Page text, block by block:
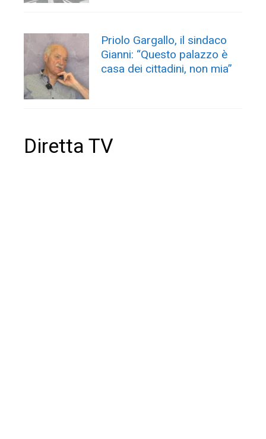
Priolo Gargallo, il sindaco
Gianni: “Questo palazzo è
casa dei cittadini, non mia”
Diretta TV